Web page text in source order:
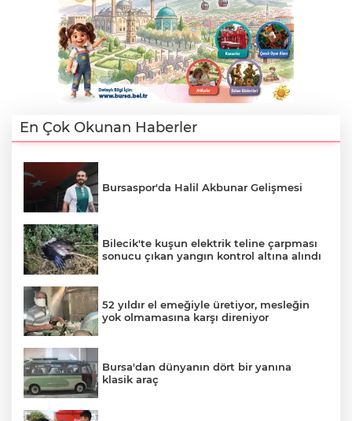
En Çok Okunan Haberler
Bursaspor'da Halil Akbunar Gelişmesi
Bilecik'te kuşun elektrik teline çarpması
sonucu çıkan yangın kontrol altına alındı
52 yıldır el emeğiyle üretiyor, mesleğin
yok olmamasına karşı direniyor
Bursa'dan dünyanın dört bir yanına
klasik araç